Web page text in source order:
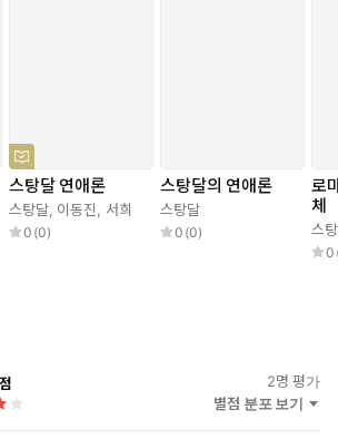
의 모음집이라고 할 수 있는 ‘연대기’라는 부
은 백 년 후의 독자들이나 이해할 것”이라고
의 소설은 소설 발표 당시나 그가 죽은 후에도
다가 19세기 후반에 가서야 본격적으로 재
설의 제목 ‘적과 흑’은 당대 젊은이들의 야심의
스러져가는 이야기는 동서를 막론하고 현
이전의 문학에 존재하지 않았다. 부르주아 계
, 낭만주의가 만개하고, 옛 신분제도가 와
대로 진입하면서 새로 등장하게 된 주제이
스탕달 연애론
스탕달, 이동진, 서희
0 (0)
스탕달의 연애론
스탕달
0 (0)
로
체
스
0
2명 평가
별점 분포 보기